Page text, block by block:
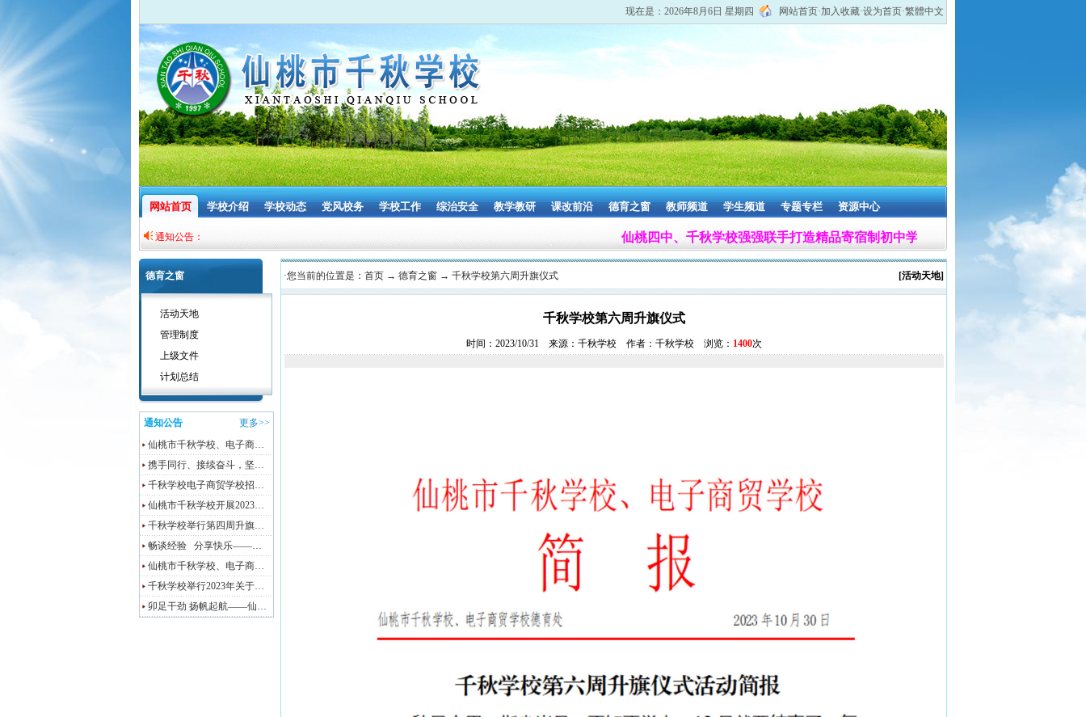
现在是：2026年8月6日 星期四 网站首页·加入收藏·设为首页·繁體中文
网站首页 学校介绍 学校动态 党风校务 学校工作 综治安全 教学教研 课改前沿 德育之窗 教师频道 学生频道 专题专栏 资源中心
通知公告： 仙桃四中、千秋学校强强联手打造精品寄宿制初中学校。办学宗旨： 施惠于学生，取
德育之窗
活动天地
管理制度
上级文件
计划总结
通知公告
更多>>
仙桃市千秋学校、电子商…
携手同行、接续奋斗，坚…
千秋学校电子商贸学校招…
仙桃市千秋学校开展2023…
千秋学校举行第四周升旗…
畅谈经验 分享快乐——…
仙桃市千秋学校、电子商…
千秋学校举行2023年关于…
卯足干劲 扬帆起航——仙…
·您当前的位置是： 首页 → 德育之窗 → 千秋学校第六周升旗仪式 [活动天地]
千秋学校第六周升旗仪式
时间：2023/10/31 来源：千秋学校 作者：千秋学校 浏览： 1400次